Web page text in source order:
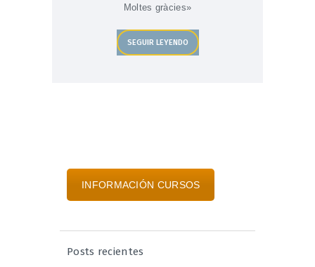
Moltes gràcies»
SEGUIR LEYENDO
INFORMACIÓN CURSOS
Posts recientes